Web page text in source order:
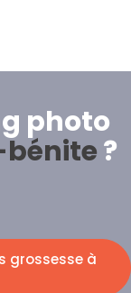
photo
bénite?
grossesse à